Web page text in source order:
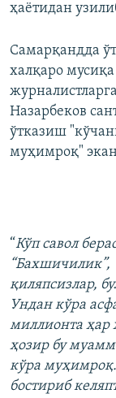
ҳаётидан
Самарқандда
халқаро
Назарбеков
ўтказиш
муҳимроқ"
“Кўп савол
“Бахшичилик”,
қиляпсизлар,
Ундан кўра
миллионта ҳар
ҳозир бу
кўра
бостириб